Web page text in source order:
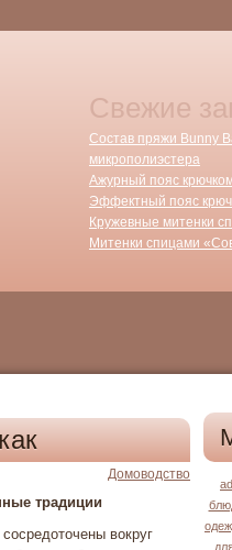
Свежие
Состав пряжи Bunny
микрополиэстера
Ажурный пояс
Эффектный пояс
Кружевные митенки
Митенки спицами
Домоводство
традиции
вокруг